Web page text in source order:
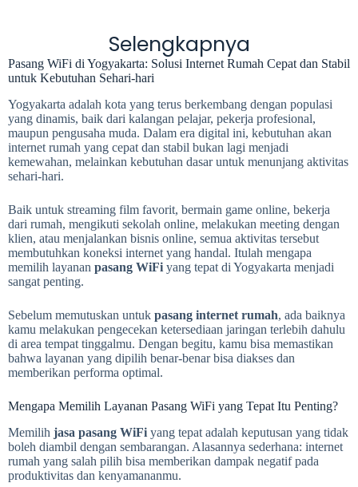
Selengkapnya
Pasang WiFi di Yogyakarta: Solusi Internet Rumah Cepat dan Stabil
untuk Kebutuhan Sehari-hari
Yogyakarta adalah kota yang terus berkembang dengan populasi
yang dinamis, baik dari kalangan pelajar, pekerja profesional,
maupun pengusaha muda. Dalam era digital ini, kebutuhan akan
internet rumah yang cepat dan stabil bukan lagi menjadi
kemewahan, melainkan kebutuhan dasar untuk menunjang aktivitas
sehari-hari.
Baik untuk streaming film favorit, bermain game online, bekerja
dari rumah, mengikuti sekolah online, melakukan meeting dengan
klien, atau menjalankan bisnis online, semua aktivitas tersebut
membutuhkan koneksi internet yang handal. Itulah mengapa
memilih layanan pasang WiFi yang tepat di Yogyakarta menjadi
sangat penting.
Sebelum memutuskan untuk pasang internet rumah, ada baiknya
kamu melakukan pengecekan ketersediaan jaringan terlebih dahulu
di area tempat tinggalmu. Dengan begitu, kamu bisa memastikan
bahwa layanan yang dipilih benar-benar bisa diakses dan
memberikan performa optimal.
Mengapa Memilih Layanan Pasang WiFi yang Tepat Itu Penting?
Memilih jasa pasang WiFi yang tepat adalah keputusan yang tidak
boleh diambil dengan sembarangan. Alasannya sederhana: internet
rumah yang salah pilih bisa memberikan dampak negatif pada
produktivitas dan kenyamananmu.